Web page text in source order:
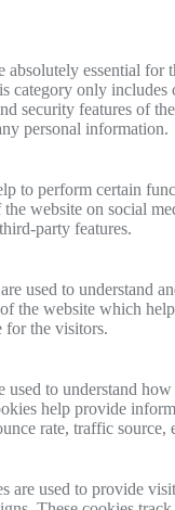
absolutely essential for
category only includes
security features of
personal information.
to perform certain
website on social
party features.
used to understand
the website which
for the visitors.
used to understand
help provide
rate, traffic source,
are used to provide